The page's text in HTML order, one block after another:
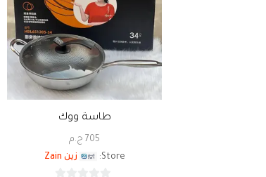
طاسة ووك
705 ج.م
Store:
زين Zain